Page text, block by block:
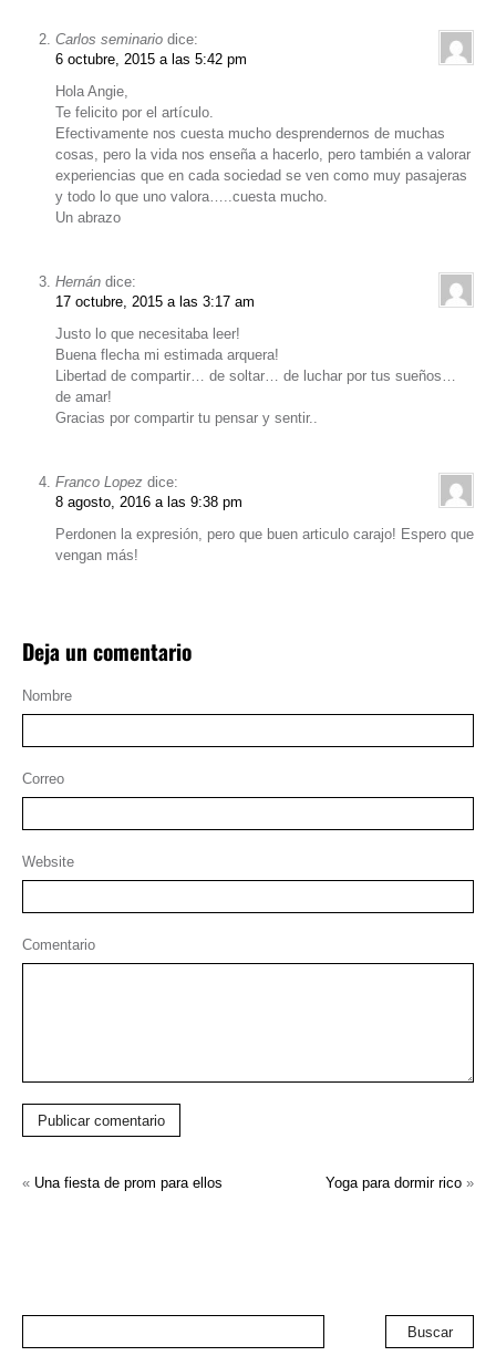
Carlos seminario dice:
6 octubre, 2015 a las 5:42 pm
Hola Angie,
Te felicito por el artículo.
Efectivamente nos cuesta mucho desprendernos de muchas
cosas, pero la vida nos enseña a hacerlo, pero también a valorar
experiencias que en cada sociedad se ven como muy pasajeras
y todo lo que uno valora…..cuesta mucho.
Un abrazo
Hernán dice:
17 octubre, 2015 a las 3:17 am
Justo lo que necesitaba leer!
Buena flecha mi estimada arquera!
Libertad de compartir… de soltar… de luchar por tus sueños…
de amar!
Gracias por compartir tu pensar y sentir..
Franco Lopez dice:
8 agosto, 2016 a las 9:38 pm
Perdonen la expresión, pero que buen articulo carajo! Espero que
vengan más!
Deja un comentario
Nombre
Correo
Website
Comentario
Publicar comentario
« Una fiesta de prom para ellos Yoga para dormir rico »
Buscar